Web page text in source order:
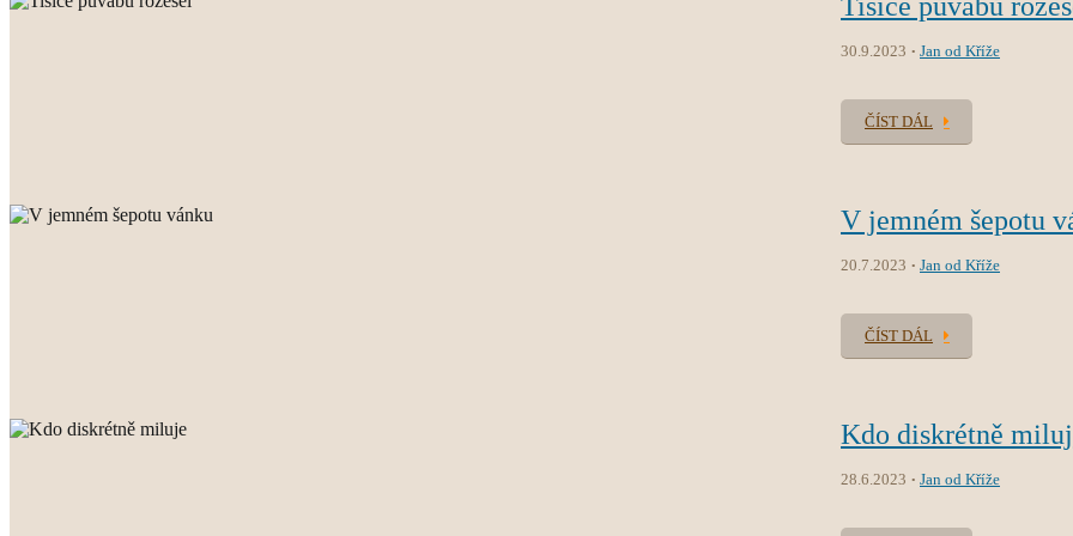
30.9.2023 Jan od Kříže
ČÍST DÁL
V jemném šepotu
20.7.2023 Jan od Kříže
ČÍST DÁL
Kdo diskrétně
28.6.2023 Jan od Kříže